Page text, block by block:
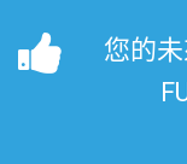
您的